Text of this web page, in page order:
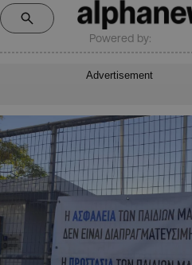
Powered by:
Advertisement